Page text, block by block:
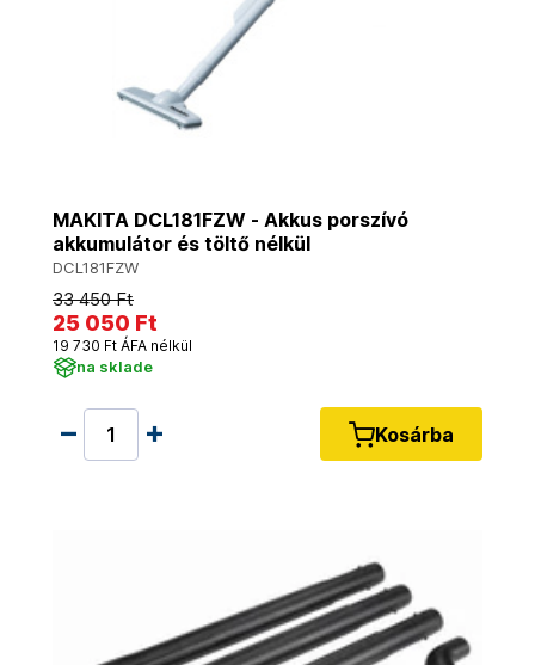
MAKITA DCL181FZW - Akkus porszívó
akkumulátor és töltő nélkül
DCL181FZW
33 450 Ft
25 050 Ft
19 730 Ft ÁFA nélkül
na sklade
Kosárba